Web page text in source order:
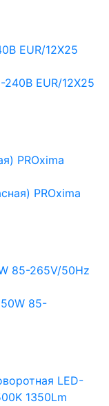
EUR/12X25
PROxima
85-